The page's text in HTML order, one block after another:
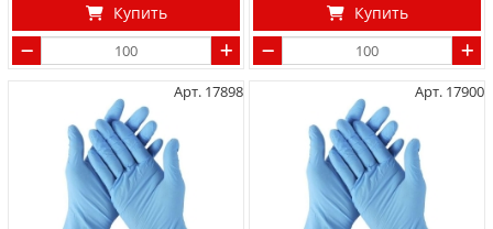
Купить Купить
Арт. 17898 Арт. 17900